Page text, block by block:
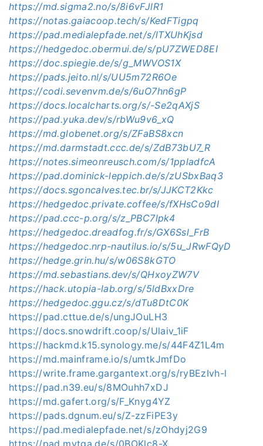
https://md.sigma2.no/s/8i6vFJlR1
https://notas.gaiacoop.tech/s/KedFTigpq
https://pad.medialepfade.net/s/lTXUhKjsd
https://hedgedoc.obermui.de/s/pU7ZWED8EI
https://doc.spiegie.de/s/g_MWVOS1X
https://pads.jeito.nl/s/UU5m72R6Oe
https://codi.sevenvm.de/s/6uO7hn6gP
https://docs.localcharts.org/s/-Se2qAXjS
https://pad.yuka.dev/s/rbWu9v6_xQ
https://md.globenet.org/s/ZFaBS8xcn
https://md.darmstadt.ccc.de/s/ZdB73bU7_R
https://notes.simeonreusch.com/s/1ppladfcA
https://pad.dominick-leppich.de/s/zUSbxBaq3
https://docs.sgoncalves.tec.br/s/JJKCT2Kkc
https://hedgedoc.private.coffee/s/fXHsCo9dI
https://pad.ccc-p.org/s/z_PBC7lpk4
https://hedgedoc.dreadfog.fr/s/GX6Ssl_FrB
https://hedgedoc.nrp-nautilus.io/s/5u_JRwFQyD
https://hedge.grin.hu/s/w06S8kGTO
https://md.sebastians.dev/s/QHxoyZW7V
https://hack.utopia-lab.org/s/5ldBxxDre
https://hedgedoc.ggu.cz/s/dTu8DtC0K
https://pad.cttue.de/s/ungJOuLH3
https://docs.snowdrift.coop/s/Ulaiv_1iF
https://hackmd.k15.synology.me/s/44F4Z1L4m
https://md.mainframe.io/s/umtkJmfDo
https://write.frame.gargantext.org/s/ryBEzIvh-l
https://pad.n39.eu/s/8MOuhh7xDJ
https://md.gafert.org/s/F_Knyg4YZ
https://pads.dgnum.eu/s/Z-zzFiPE3y
https://pad.medialepfade.net/s/zOhdyj2G9
https://pad.mytga.de/s/0BOKlc8-X